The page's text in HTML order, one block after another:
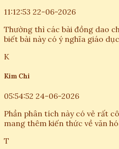
11:12:53 22-06-2026
Thường thì các bài đồng dao
biết bài này có ý nghĩa giáo
K
Kim Chi
05:54:52 24-06-2026
Phần phân tích này có vẻ rất
mang thêm kiến thức về văn
T